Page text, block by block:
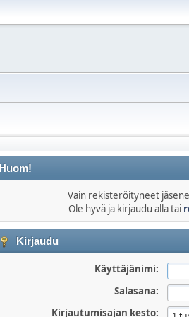
Huom!
Vain rekisteröityneet
Ole hyvä ja kirjaudu alla tai
Kirjaudu
Käyttäjänimi:
Salasana:
Kirjautumisajan kesto: